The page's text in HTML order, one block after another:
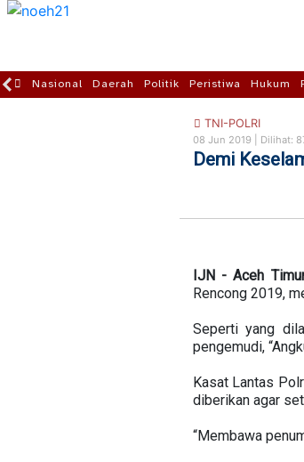
Nasional Daerah Politik Peristiwa Hukum
TNI-POLRI
08 Jun 2019 | Dilihat:
Demi
IJN - Aceh
Rencong 2019,
Seperti yang
pengemudi,
Kasat Lantas
diberikan agar
“Membawa